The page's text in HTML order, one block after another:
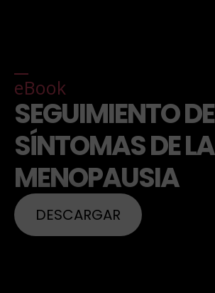
eBook
SEGUIMIENTO DE
SÍNTOMAS DE LA
MENOPAUSIA
DESCARGAR